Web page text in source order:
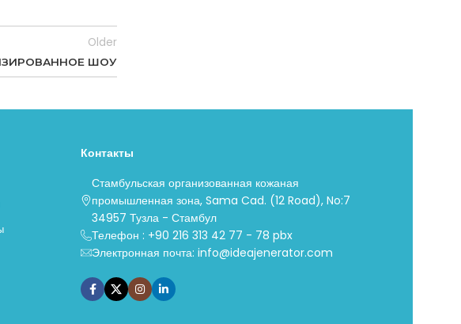
Older
ШОУ
Контакты
Стамбульская организованная кожаная
промышленная зона, Sama Cad. (12 Road), No:7
34957 Тузла - Стамбул
Телефон : +90 216 313 42 77 - 78 pbx
Электронная почта:info@ideajenerator.com